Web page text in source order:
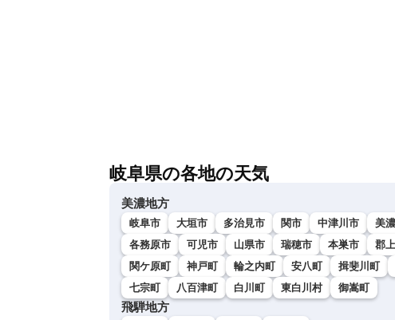
岐阜県の各地の天気
美濃地方
岐阜市 大垣市 多治見市 関市 中津川市 美
各務原市
可児市 山県市 瑞穂市 本巣市 郡
関ケ原町
神戸町 輪之内町 安八町 揖斐川町
七宗町
八百津町 白川町 東白川村 御嵩町
飛騨地方